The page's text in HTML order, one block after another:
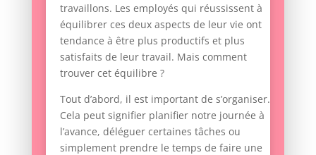
travaillons. Les employés qui réussissent à
équilibrer ces deux aspects de leur vie ont
tendance à être plus productifs et plus
satisfaits de leur travail. Mais comment
trouver cet équilibre ?
Tout d’abord, il est important de s’organiser.
Cela peut signifier planifier notre journée à
l’avance, déléguer certaines tâches ou
simplement prendre le temps de faire une